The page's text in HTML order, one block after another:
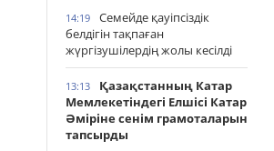
14:19
Семейде қауіпсіздік
белдігін тақпаған
жүргізушілердің жолы кесілді
13:13
Қазақстанның Катар
Мемлекетіндегі Елшісі Катар
Әміріне сенім грамоталарын
тапсырды